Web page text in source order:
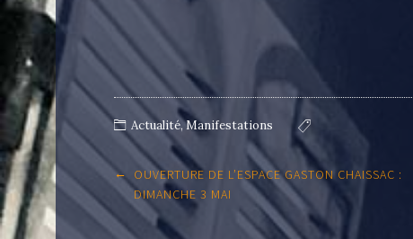
Actualité,Manifestations
Post
navigation
←
OUVERTURE DE L’ESPACE GASTON CHAISSAC :
DIMANCHE 3 MAI